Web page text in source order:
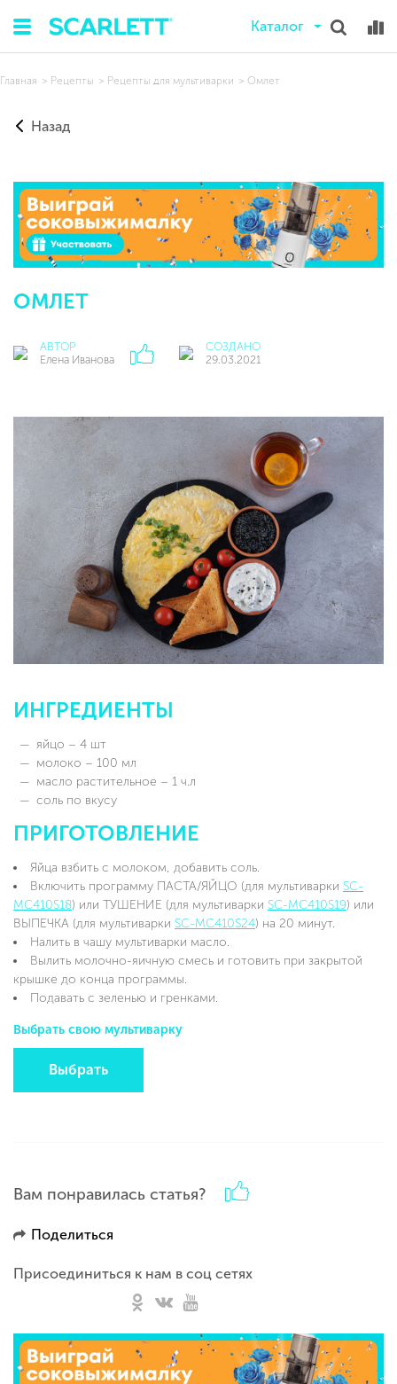
Каталог
Главная Рецепты Рецепты для мультиварки Омлет
Назад
ОМЛЕТ
АВТОР
Елена Иванова
СОЗДАНО
29.03.2021
ИНГРЕДИЕНТЫ
яйцо – 4 шт
молоко – 100 мл
масло растительное – 1 ч.л
соль по вкусу
ПРИГОТОВЛЕНИЕ
Яйца взбить с молоком, добавить соль.
Включить программу ПАСТА/ЯЙЦО (для мультиварки SC-
MC410S18) или ТУШЕНИЕ (для мультиварки SC-MC410S19) или
ВЫПЕЧКА (для мультиварки SC-MC410S24) на 20 минут.
Налить в чашу мультиварки масло.
Вылить молочно-яичную смесь и готовить при закрытой
крышке до конца программы.
Подавать с зеленью и гренками.
Выбрать свою мультиварку
Выбрать
Вам понравилась статья?
Поделиться
Присоединиться к нам в соц сетях